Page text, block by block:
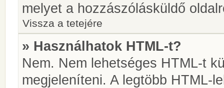
melyet a hozzászólásküldő
Vissza a tetejére
» Használhatok HTML-t?
Nem. Nem lehetséges HTML-t
megjeleníteni. A legtöbb HTML-